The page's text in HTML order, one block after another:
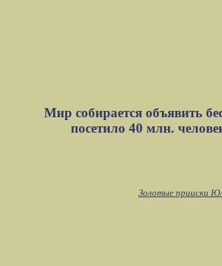
Мир собирается объявить
посетило 40 млн.
Золотые прииски